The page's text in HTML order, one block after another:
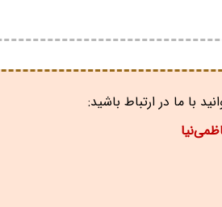
ما در ارتباط باشید: